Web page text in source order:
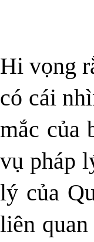
Hi vọng
có cái
mắc của
vụ pháp
lý của
liên